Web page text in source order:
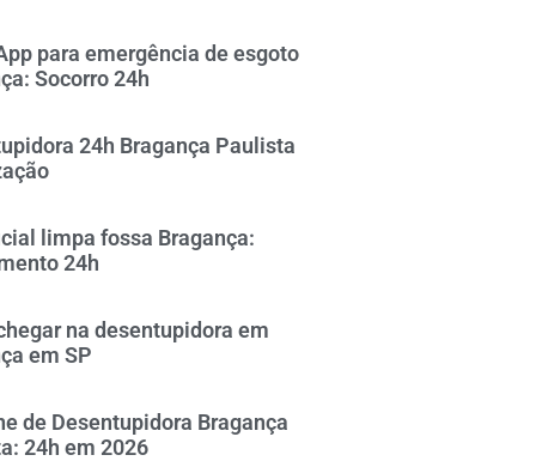
para emergência de esgoto
Socorro 24h
24h Bragança Paulista
limpa fossa Bragança:
24h
na desentupidora em
em SP
de Desentupidora Bragança
24h em 2026